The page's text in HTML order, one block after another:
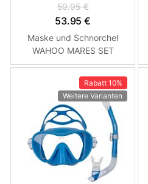
59.95 €
53.95 €
Maske und Schnorchel
WAHOO MARES SET
neongelb
Rabatt 10%
Weitere Varianten